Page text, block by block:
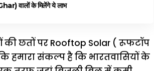
वालों के मिलेंगे ये लाभ
की छतों पर Rooftop Solar ( रूफटॉप
हमारा संकल्प है कि भारतवासियों के